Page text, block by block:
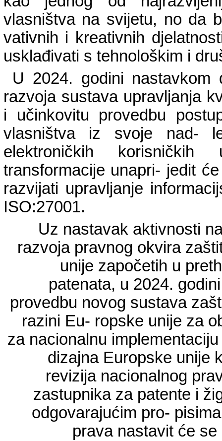
vlasništva na svijetu, no da
vativnih i kreativnih
usklađivati s tehnološkim i
U 2024. godini nastavkom
razvoja sustava upravljanja
i učinkovitu provedbu
vlasništva iz svoje nad-
elektroničkih
transformacije unapri- jedit
razvijati upravljanje
ISO:27001.
Uz nastavak aktivnosti
razvoja pravnog okvira
unije započetih u
patenata, u 2024.
provedbu novog sustava
razini Eu- ropske unije za
za nacionalnu
dizajna Europske unije
revizija nacionalnog
zastupnika za patente i
odgovarajućim pro-
prava nastavit će